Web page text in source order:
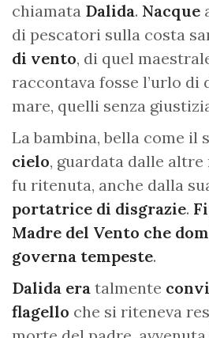
chiamata Dalida. Nacque
di pescatori sulla costa
di vento, di quel
raccontava fosse l’urlo
mare, quelli senza
La bambina, bella come il
cielo, guardata dalle
fu ritenuta, anche dalla
portatrice di disgrazie.
Madre del Vento che
governa tempeste.
Dalida era talmente
flagello che si riteneva